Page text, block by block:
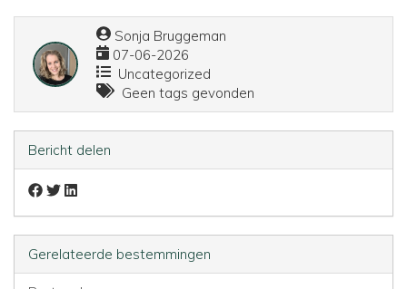
Sonja Bruggeman
07-06-2026
Uncategorized
Geen tags gevonden
Bericht delen
Gerelateerde bestemmingen